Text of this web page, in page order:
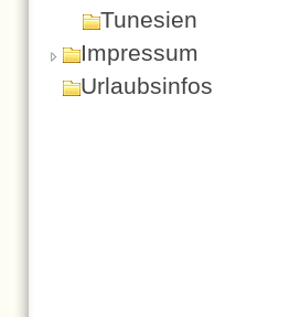
Tunesien
Impressum
Urlaubsinfos